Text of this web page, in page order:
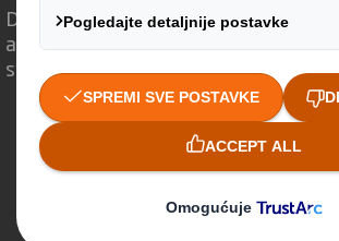
Drugačiji smo jer vidimo priliku u tome
ambalaža može imati ključnu ulogu u
svijetu koji se mijenja.
Tko smo
O kompaniji DS Smith